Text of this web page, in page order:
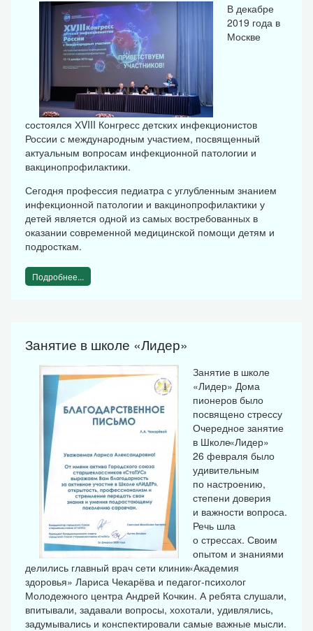
В декабре
2019 года в
Москве
состоялся ХVIII Конгресс детских инфекционистов
России с международным участием, посвященный
актуальным вопросам инфекционной патологии и
вакцинопрофилактики.
Сегодня профессия педиатра с углубленным знанием
инфекционной патологии и вакцинопрофилактики у
детей является одной из самых востребованных в
оказании современной медицинской помощи детям и
подросткам.
Подробнее...
Занятие в школе «Лидер»
Занятие в школе
«Лидер» Дома
пионеров было
посвящено стрессу
Очередное занятие
в Школе
«Лидер»
26 февраля было
удивительным
по настроению,
степени доверия
и важности вопроса.
Речь шла
о стрессах. Своим
опытом и знаниями
делились главный врач сети клиник
«Академия
здоровья» Лариса Чекарёва и педагог-психолог
Молодежного центра Андрей Кочкин. А ребята слушали,
впитывали, задавали вопросы, хохотали, удивлялись,
задумывались и конспектировали самые важные мысли.